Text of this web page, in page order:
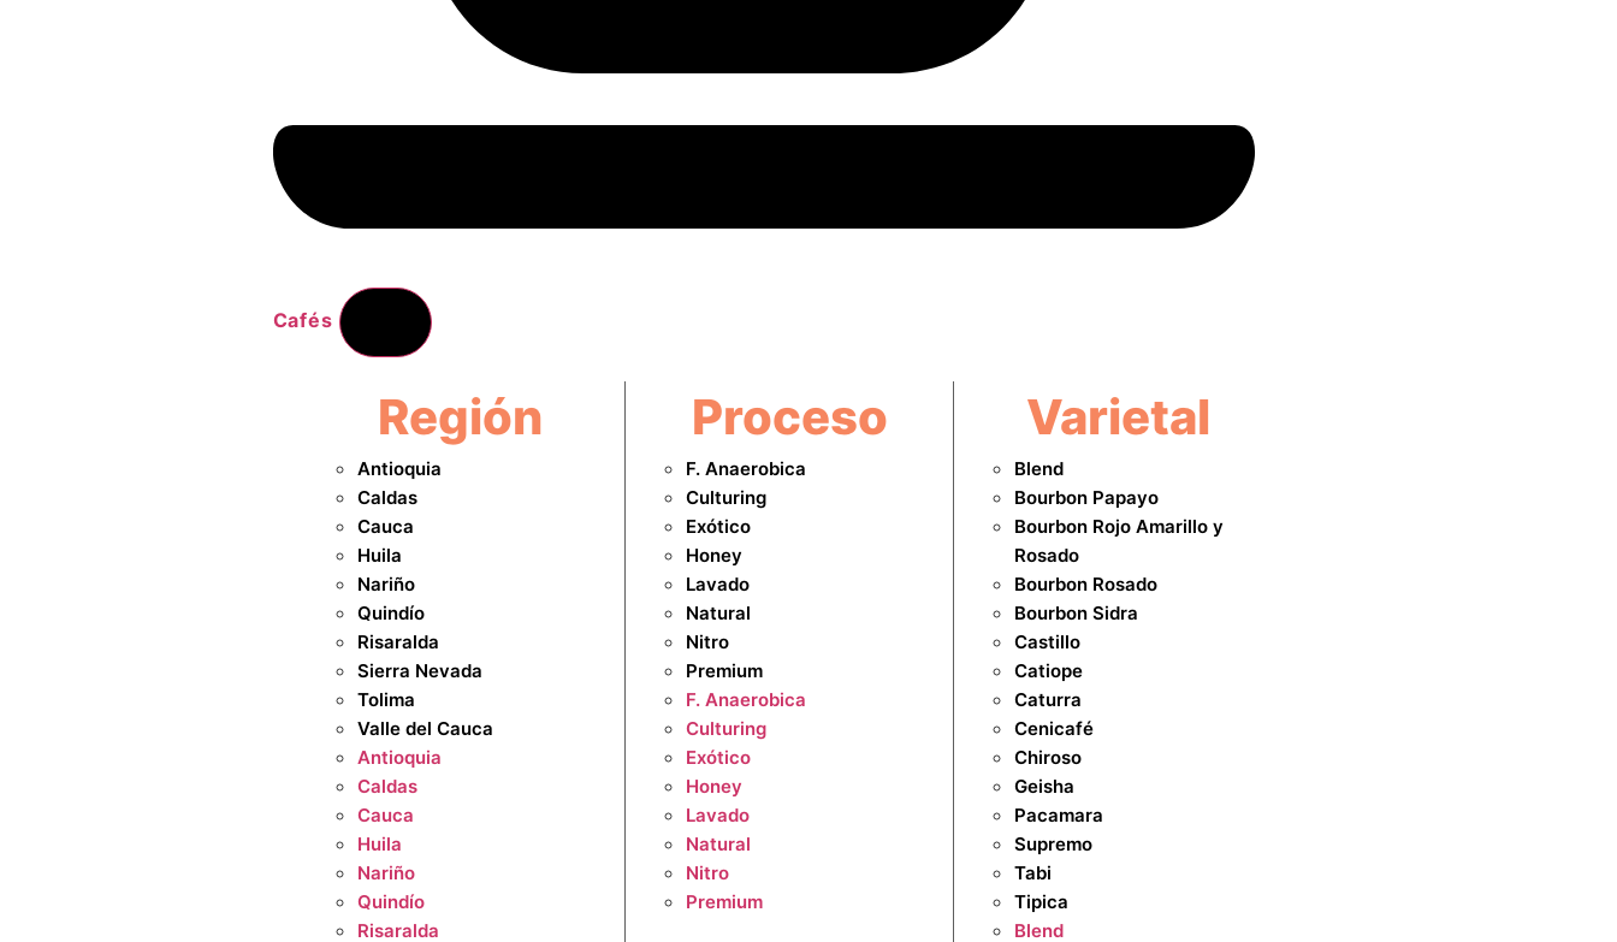
Cafés
Región
Antioquia
Caldas
Cauca
Huila
Nariño
Quindío
Risaralda
Sierra Nevada
Tolima
Valle del Cauca
Antioquia
Caldas
Cauca
Huila
Nariño
Quindío
Risaralda
Proceso
F. Anaerobica
Culturing
Exótico
Honey
Lavado
Natural
Nitro
Premium
F. Anaerobica
Culturing
Exótico
Honey
Lavado
Natural
Nitro
Premium
Varietal
Blend
Bourbon Papayo
Bourbon Rojo Amarillo y
Rosado
Bourbon Rosado
Bourbon Sidra
Castillo
Catiope
Caturra
Cenicafé
Chiroso
Geisha
Pacamara
Supremo
Tabi
Tipica
Blend